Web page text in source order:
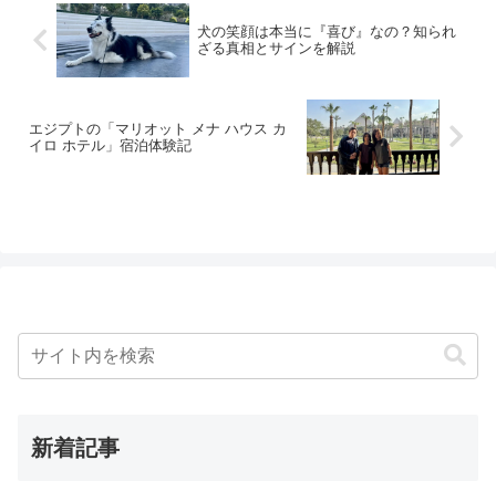
犬の笑顔は本当に『喜び』なの？知られ
ざる真相とサインを解説
エジプトの「マリオット メナ ハウス カ
イロ ホテル」宿泊体験記
新着記事